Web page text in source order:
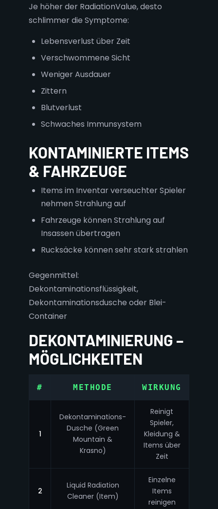
Je höher der RadiationValue, desto
schlimmer die Symptome:
Lebensverlust über Zeit
Verschwommene Sicht
Weniger Ausdauer
Zittern
Blutverlust
Schwaches Immunsystem
KONTAMINIERTE ITEMS
& FAHRZEUGE
Items im Inventar verseuchter Spieler
nehmen Strahlung auf
Fahrzeuge können Strahlung auf
Insassen übertragen
Rucksäcke können sehr stark strahlen
Gegenmittel:
Dekontaminationsflüssigkeit,
Dekontaminationsdusche oder Blei-
Container
DEKONTAMINIERUNG –
MÖGLICHKEITEN
# METHODE WIRKUNG
1
Dekontaminations-
Dusche (Green
Mountain &
Krasno)
Reinigt
Spieler,
Kleidung &
Items über
Zeit
2
Liquid Radiation
Cleaner (Item)
Einzelne
Items
reinigen